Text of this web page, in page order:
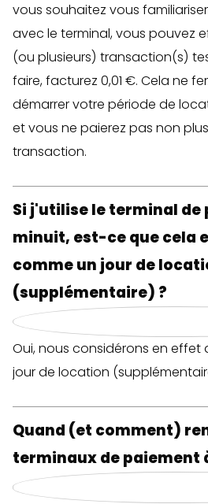
vous souhaitez vous
avec le terminal, vous pouvez
(ou plusieurs) transaction(s)
faire, facturez 0,01 €. Cela ne
démarrer votre période de
et vous ne paierez pas non
transaction.
Si j'utilise le terminal de
minuit, est-ce que cela
comme un jour de
(supplémentaire) ?
Oui, nous considérons en effet
jour de location
Quand (et comment)
terminaux de paiement